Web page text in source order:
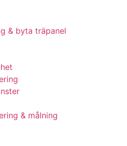
& byta träpanel
& målning